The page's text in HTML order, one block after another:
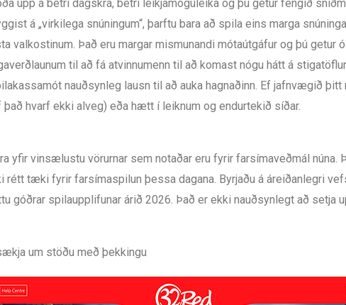
upp á betri dagskrá, betri leikjamöguleika og þú getur fengið
á „virkilega snúningum“, þarftu bara að spila eins marga
valkostinum. Það eru margar mismunandi mótaútgáfur og þú getur
til að fá atvinnumenn til að komast nógu hátt á
nauðsynleg lausn til að auka hagnaðinn. Ef jafnvægið þitt
hvarf ekki alveg) eða hætt í leiknum og endurtekið síðar.
yfir vinsælustu vörurnar sem notaðar eru fyrir farsímaveðmál núna.
rétt tæki fyrir farsímaspilun þessa dagana. Byrjaðu á áreiðanlegri
góðrar spilaupplifunar árið 2026. Það er ekki nauðsynlegt að setja
um stöðu með þekkingu